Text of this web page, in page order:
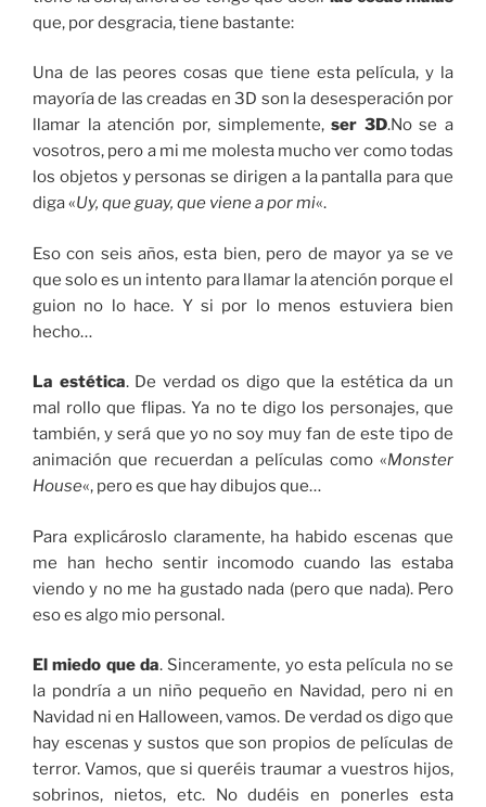
que, por desgracia, tiene bastante:
Una de las peores cosas que tiene esta película, y la
mayoría de las creadas en 3D son la desesperación por
llamar la atención por, simplemente,ser 3D.No se a
vosotros, pero a mi me molesta mucho ver como todas
los objetos y personas se dirigen a la pantalla para que
diga «Uy, que guay, que viene a por mi«.
Eso con seis años, esta bien, pero de mayor ya se ve
que solo es un intento para llamar la atención porque el
guion no lo hace. Y si por lo menos estuviera bien
hecho…
La estética. De verdad os digo que la estética da un
mal rollo que flipas. Ya no te digo los personajes, que
también, y será que yo no soy muy fan de este tipo de
animación que recuerdan a películas como «Monster
House«, pero es que hay dibujos que…
Para explicároslo claramente, ha habido escenas que
me han hecho sentir incomodo cuando las estaba
viendo y no me ha gustado nada (pero que nada). Pero
eso es algo mio personal.
El miedo que da. Sinceramente, yo esta película no se
la pondría a un niño pequeño en Navidad, pero ni en
Navidad ni en Halloween, vamos. De verdad os digo que
hay escenas y sustos que son propios de películas de
terror. Vamos, que si queréis traumar a vuestros hijos,
sobrinos, nietos, etc. No dudéis en ponerles esta